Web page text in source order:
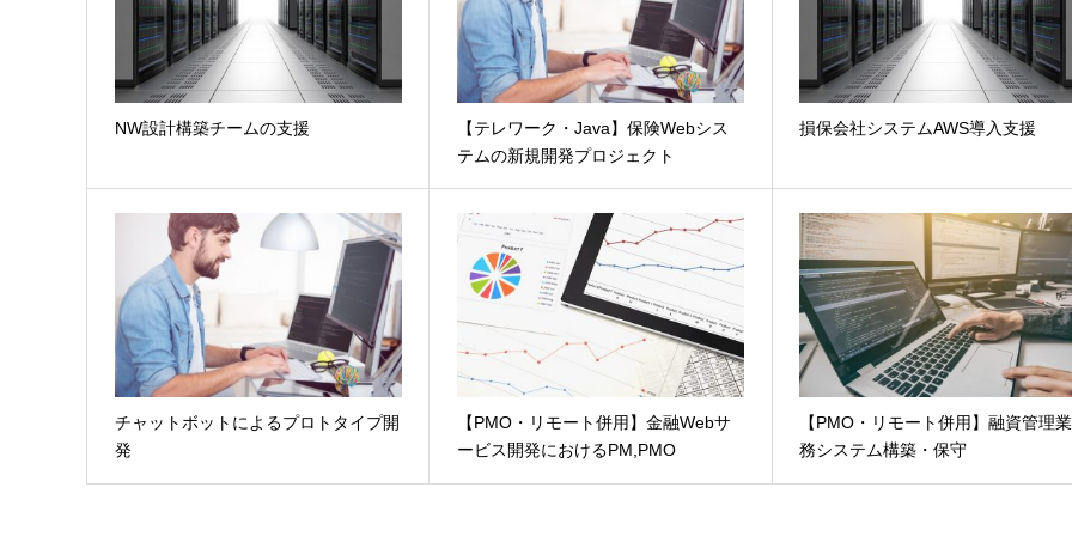
NW設計構築チームの支援
【テレワーク・Java】保険Webシス
テムの新規開発プロジェクト
損保会社システムAWS導入支援
チャットボットによるプロトタイプ開
発
【PMO・リモート併用】金融Webサ
ービス開発におけるPM,PMO
【PMO・リモート併用】融資管理業
務システム構築・保守